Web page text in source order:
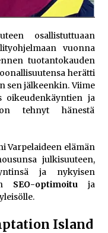
kehitys
vaimo – faktat ja
ura ja elämä
on hyvä tietää
osallistuttuaan
vuonna
tuotantokauden
herätti
sen jälkeenkin. Viime
ja
tehnyt hänestä
Varpelaideen elämän
julkisuuteen,
ja nykyisen
SEO-optimoituja
Island